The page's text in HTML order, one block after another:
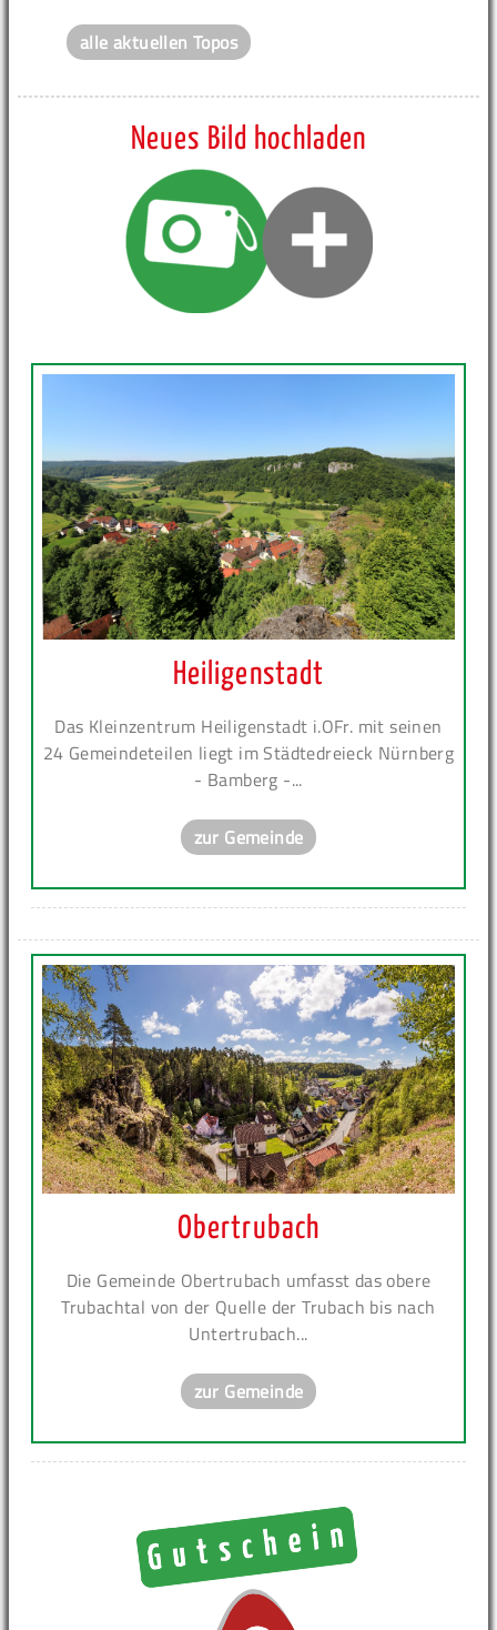
alle aktuellen Topos
Neues Bild hochladen
Heiligenstadt
Das Kleinzentrum Heiligenstadt i.OFr. mit seinen
24 Gemeindeteilen liegt im Städtedreieck Nürnberg
- Bamberg -...
zur Gemeinde
Obertrubach
Die Gemeinde Obertrubach umfasst das obere
Trubachtal von der Quelle der Trubach bis nach
Untertrubach...
zur Gemeinde